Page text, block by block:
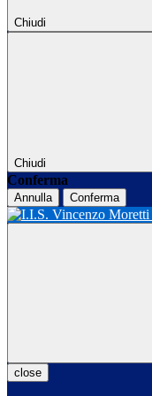
Chiudi
Chiudi
Conferma
Annulla Conferma
close